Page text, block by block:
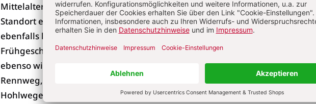
Mittelalter überregionale Bedeutung. Bei den Grabungen konnten u. a. der
Standort eines spätmittelalterlichen Pechofens und eine neuzeitliche
ebenfalls bei Glücksthal, untersucht werden. Die Sattelpassstraße, die seit
Frühgeschichte das Thüringer Schiefergebirge von Nord nach Süd quert,
ebenso wie der historische Rennsteig zwischen Limbach und Neuhaus am
Rennweg, Lkr. Sonneberg, aufgenommen werden. Die Mehrphasigkeit dieser
Hohlwege zeigt ihr hohes Nutzungspotential und ihre teilweise